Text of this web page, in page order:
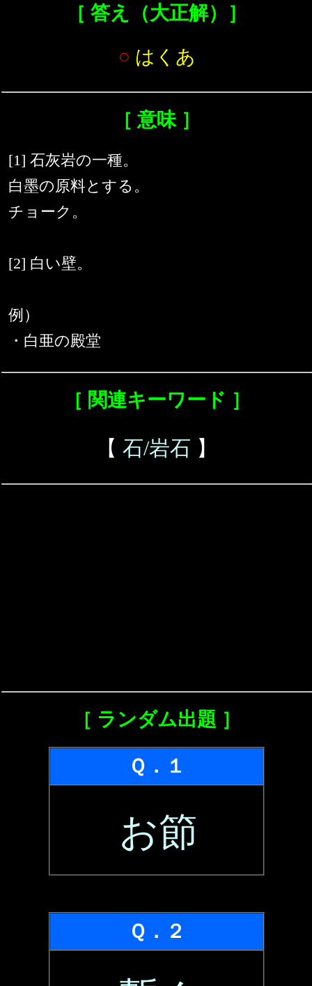
［ 答え（大正解）］
○ はくあ
［ 意味 ］
[1] 石灰岩の一種。
白墨の原料とする。
チョーク。
[2] 白い壁。
例）
・白亜の殿堂
［ 関連キーワード ］
【 石/岩石 】
［ ランダム出題 ］
Ｑ．１
お節
Ｑ．２